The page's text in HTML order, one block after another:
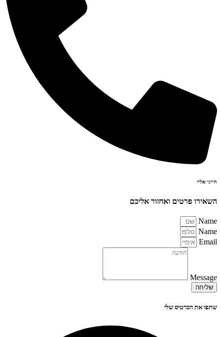
חייגי אליי
השאירו פרטים ואחזור אליכם
Name
Name
Email
Message
שליחה
שתפו את הכרטיס שלי